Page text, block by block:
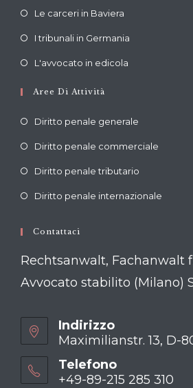
a
new
Le carceri in Baviera
a
new
I tribunali in Germania
L'avvocato in edicola
tab
Aree Di Attività
Diritto penale generale
Diritto penale commerciale
Diritto penale tributario
Diritto penale internazionale
Contattaci
Rechtsanwalt, Fachanwalt
Avvocato stabilito (Milano)
Indirizzo
Maximilianstr. 13, D-
Telefono
+49-89-215 285 310